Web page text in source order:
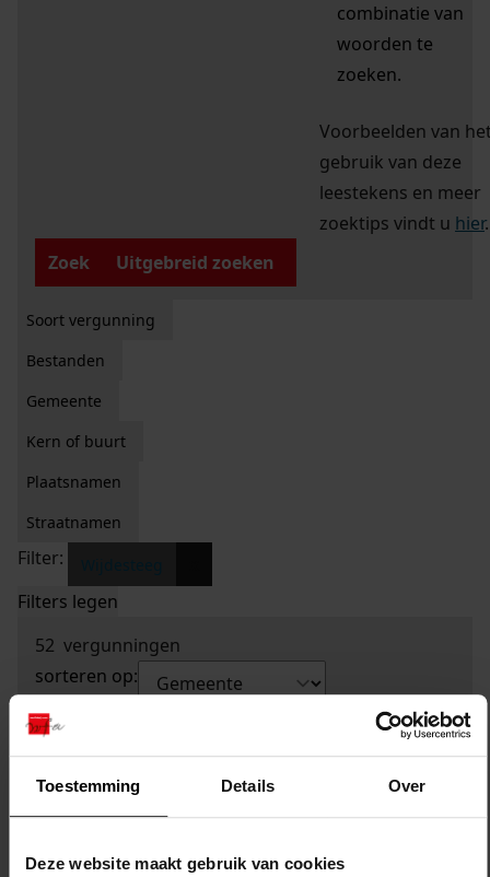
Toestemming Details Over
Deze website maakt gebruik van cookies
combinatie van
woorden te
zoeken.
Voorbeelden van
gebruik van deze
leestekens en meer
zoektips vindt u hier.
Zoek
Uitgebreid zoeken
Soort vergunning
Bestanden
Gemeente
Kern of buurt
Plaatsnamen
Straatnamen
Filter:
Filters legen
52 vergunningen
sorteren op: